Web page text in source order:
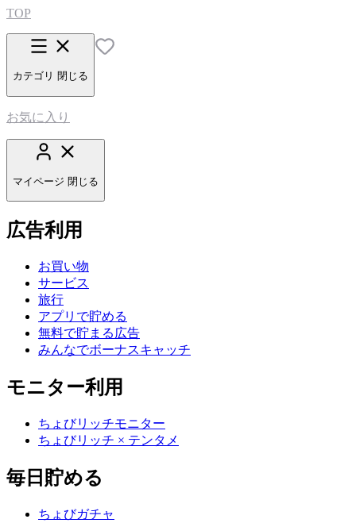
TOP
カテゴリ 閉じる
お気に入り
マイページ 閉じる
広告利用
お買い物
サービス
旅行
アプリで貯める
無料で貯まる広告
みんなでボーナスキャッチ
モニター利用
ちょびリッチモニター
ちょびリッチ × テンタメ
毎日貯める
ちょびガチャ